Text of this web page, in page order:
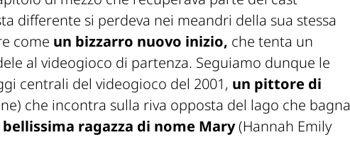
differente si perdeva nei meandri della sua stessa
come un bizzarro nuovo inizio, che tenta un
al videogioco di partenza. Seguiamo dunque le
centrali del videogioco del 2001, un pittore di
che incontra sulla riva opposta del lago che bagna
bellissima ragazza di nome Mary(Hannah Emily